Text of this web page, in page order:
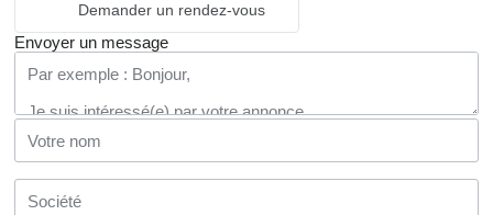
Demander un rendez-vous
Envoyer un message